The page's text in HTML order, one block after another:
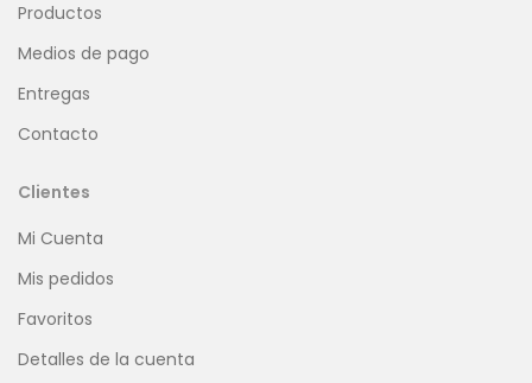
Productos
Medios de pago
Entregas
Contacto
Clientes
Mi Cuenta
Mis pedidos
Favoritos
Detalles de la cuenta